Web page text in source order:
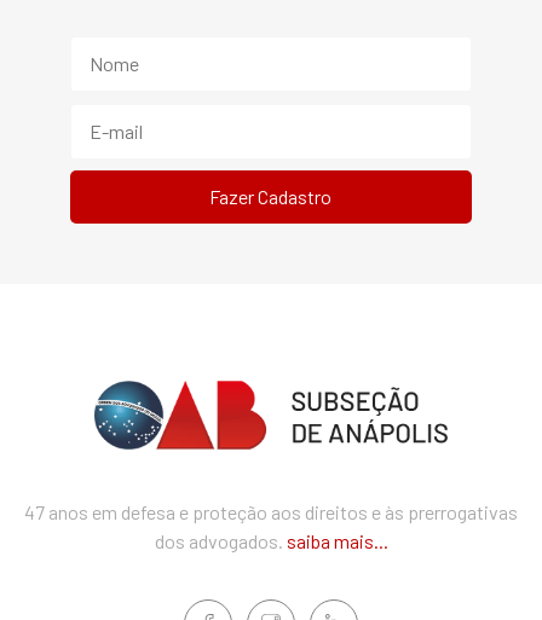
47 anos em defesa e proteção aos direitos e às prerrogativas
dos advogados. saiba mais...